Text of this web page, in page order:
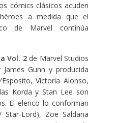
cómics clásicos acuden
a medida que el
de Marvel continúa
Vol. 2de Marvel Studios
Gunn y producida
Victoria Alonso,
Korda y Stan Lee son
El elenco lo conforman
Lord), Zoe Saldana